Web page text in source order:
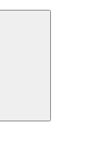
（日本）
国/英語）